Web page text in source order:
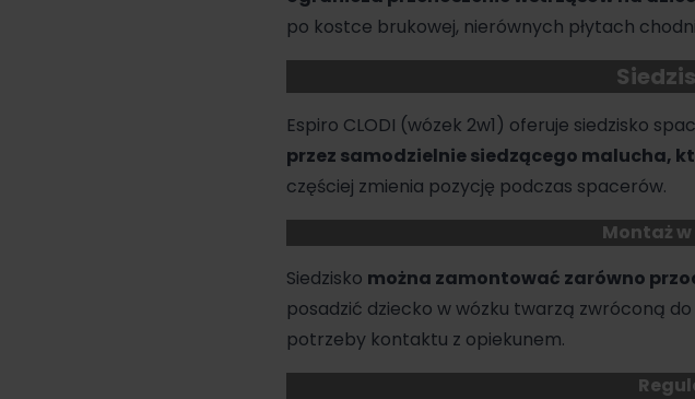
po kostce brukowej, nierównych płytach
Espiro CLODI (wózek 2w1) oferuje siedzisko
przez samodzielnie siedzącego malucha,
częściej zmienia pozycję podczas spacerów.
Montaż
Siedzisko można zamontować zarówno
posadzić dziecko w wózku twarzą zwróconą
potrzeby kontaktu z opiekunem.